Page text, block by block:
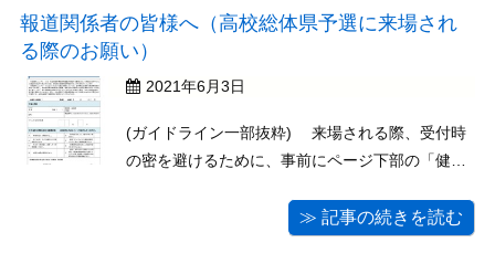
報道関係者の皆様へ（高校総体県予選に来場され
る際のお願い）
2021年6月3日
(ガイドライン一部抜粋) 来場される際、受付時
の密を避けるために、事前にページ下部の「健康
必要事項（ご家庭での検温をお願いします）を記
≫ 記事の続きを読む